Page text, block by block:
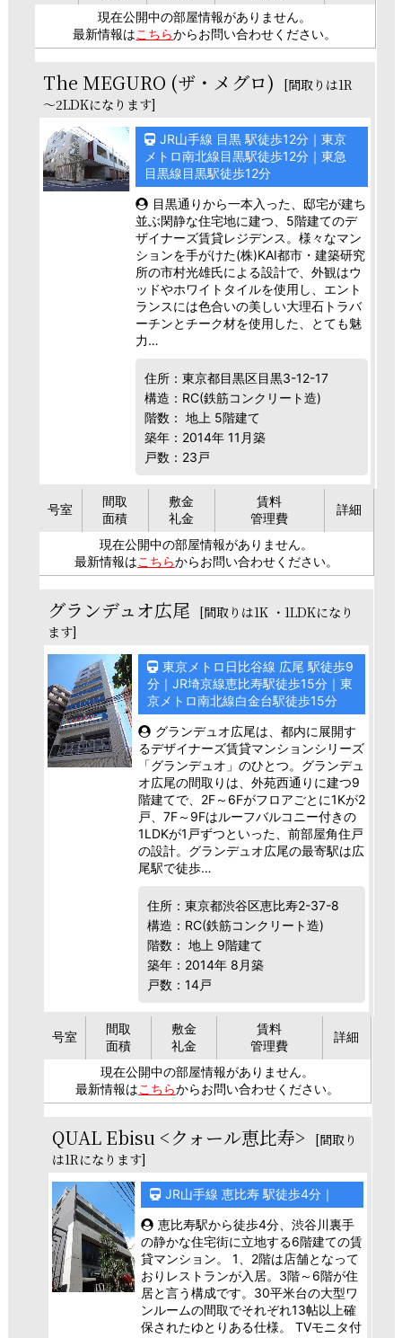
現在公開中の部屋情報がありません。
最新情報はこちらからお問い合わせください。
The MEGURO (ザ・メグロ)
[間取りは1R
～2LDKになります]
JR山手線 目黒 駅徒歩12分｜東京
メトロ南北線目黒駅徒歩12分｜東急
目黒線目黒駅徒歩12分
目黒通りから一本入った、邸宅が建ち
並ぶ閑静な住宅地に建つ、5階建てのデ
ザイナーズ賃貸レジデンス。様々なマン
ションを手がけた(株)KAI都市・建築研究
所の市村光雄氏による設計で、外観はウ
ッドやホワイトタイルを使用し、エント
ランスには色合いの美しい大理石トラバ
ーチンとチーク材を使用した、とても魅
力…
住所：東京都目黒区目黒3-12-17
構造：RC(鉄筋コンクリート造)
階数： 地上 5階建て
築年：2014年 11月築
戸数：23戸
号室
間取
面積
敷金
礼金
賃料
管理費
詳細
現在公開中の部屋情報がありません。
最新情報はこちらからお問い合わせください。
グランデュオ広尾 [間取りは1K ・1LDKになり
ます]
東京メトロ日比谷線 広尾 駅徒歩9
分｜JR埼京線恵比寿駅徒歩15分｜東
京メトロ南北線白金台駅徒歩15分
グランデュオ広尾は、都内に展開す
るデザイナーズ賃貸マンションシリーズ
「グランデュオ」のひとつ。グランデュ
オ広尾の間取りは、外苑西通りに建つ9
階建てで、2F～6Fがフロアごとに1Kが2
戸、7F～9Fはルーフバルコニー付きの
1LDKが1戸ずつといった、前部屋角住戸
の設計。グランデュオ広尾の最寄駅は広
尾駅で徒歩…
住所：東京都渋谷区恵比寿2-37-8
構造：RC(鉄筋コンクリート造)
階数： 地上 9階建て
築年：2014年 8月築
戸数：14戸
号室
間取
面積
敷金
礼金
賃料
管理費
詳細
現在公開中の部屋情報がありません。
最新情報はこちらからお問い合わせください。
QUAL Ebisu <クォール恵比寿>
[間取り
は1Rになります]
JR山手線 恵比寿 駅徒歩4分｜
恵比寿駅から徒歩4分、渋谷川裏手
の静かな住宅街に立地する6階建ての賃
貸マンション。 1、2階は店舗となって
おりレストランが入居。3階～6階が住
居と言う構成です。30平米台の大型ワ
ンルームの間取でそれぞれ13帖以上確
保されたゆとりある仕様。 TVモニタ付